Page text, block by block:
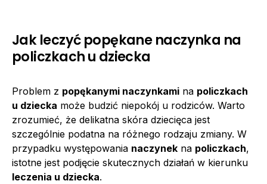
Jak leczyć popękane naczynka na
policzkach u dziecka
Problem z popękanymi naczynkami na policzkach
u dziecka może budzić niepokój u rodziców. Warto
zrozumieć, że delikatna skóra dziecięca jest
szczególnie podatna na różnego rodzaju zmiany. W
przypadku występowania naczynek na policzkach,
istotne jest podjęcie skutecznych działań w kierunku
leczenia u dziecka.